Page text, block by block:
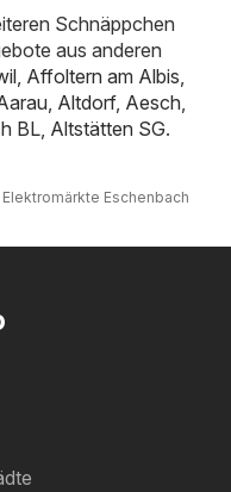
Schnäppchen
aus anderen
, Affoltern am Albis,
, Altdorf, Aesch,
BL, Altstätten SG.
Elektromärkte Eschenbach